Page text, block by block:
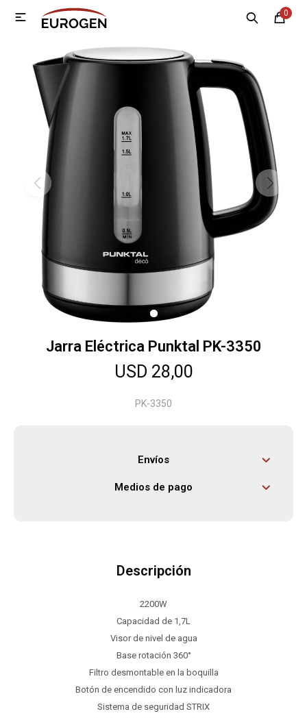
0

Jarra Eléctrica Punktal PK-3350
USD 28,00
PK-3350
Envíos
Medios de pago
Descripción
2200W
Capacidad de 1,7L
Visor de nivel de agua
Base rotación 360°
Filtro desmontable en la boquilla
Botón de encendido con luz indicadora
Sistema de seguridad STRIX
MI CUENTA
Menú Nosotros Contacto Sucursales
Electrodomésticos
Tecnología
Climatización
Motos
Bicicletas
Herramientas